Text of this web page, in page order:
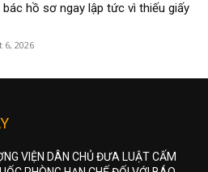
hồ sơ ngay lập tức vì thiếu giấy
6, 2026
VIỆN DÂN CHỦ ĐƯA LUẬT CẤM